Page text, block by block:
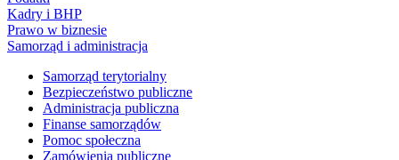
Kadry i BHP
Prawo w biznesie
Samorząd i administracja
Samorząd terytorialny
Bezpieczeństwo publiczne
Administracja publiczna
Finanse samorządów
Pomoc społeczna
Zamówienia publiczne